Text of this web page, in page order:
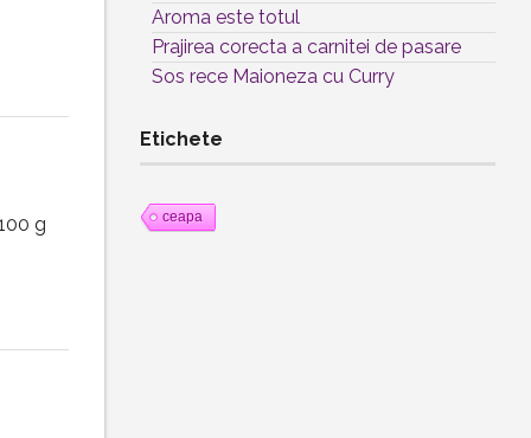
g
Aroma este totul
Prajirea corecta a carnitei de pasare
Sos rece Maioneza cu Curry
Etichete
ceapa